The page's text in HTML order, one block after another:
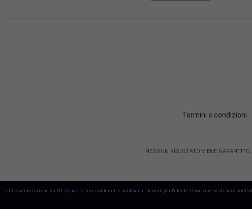
Termini e condizioni
NESSUN RISULTATO VIENE
Utilizziamo i cookie su FIT: IQ può fornire contenuti e pubblicità rilevanti per l'utente. Puoi saperne di più e